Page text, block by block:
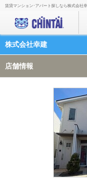
株式会社幸建
店舗情報